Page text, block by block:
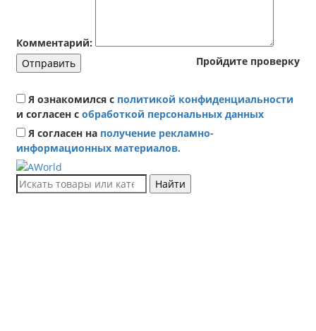
Комментарий:
Пройдите проверку
Отправить
Я ознакомился с политикой конфиденциальности
и согласен с обработкой персональных данных
Я согласен на получение рекламно-
информационных материалов.
Найти